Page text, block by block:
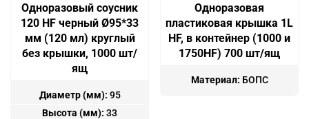
Одноразовый соусник
120 HF черный Ø95*33
мм (120 мл) круглый
без крышки, 1000 шт/
ящ
Диаметр (мм): 95
Высота (мм): 33
Одноразовая
пластиковая крышка 1L
HF, в контейнер (1000 и
1750HF) 700 шт/ящ
Материал: БОПС